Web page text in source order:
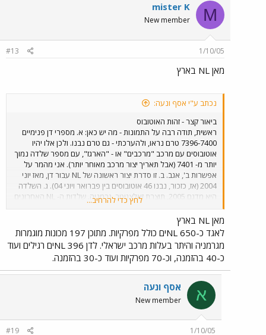
M
mister K
New member
1/10/05
#13
מאן NL בארץ
נכתב ע"י אסף ונעה:
ביאור קצר - זהות האוטובוס
ראשית, תודה רבה על התמונות - מה יש כאן: א. מספרי דן פנימיים
7396-7400 טרם נראו, ולהערכתי - גם טרם נבנו. ולכן אלו יהיו
אוטובוסים עם מרכב "מרכבים" או - "הארגז", עם מספר שלדה נמוך
יותר מ- 7401 (אבל תאריך יצור מרכב מאוחר יותר). אני מהמר על
אפשרות ב', אגב. ב. זו סדרת יצור ראשונה של NL עבור דן, מאז יוני
2004 (אז, כזכור, נבנו 46 אוטובוסים בין פברואר ויוני 04). ג. השלדה
היא מדגם 2005, תוצרת זאלצגיטר, גרמניה. שלדות ה- NL האחרונים
בתמונה). אגד וגם דן (האחרונים - רק מתחילת 2004) רכשו עד היום
להערכתי , בין 400 ל- 500 יחידות מדגם זה. מה שהופך את השוק
הישראלי לאחד החשובים ביותר לשלדה זו.
לחץ כדי להרחיב...
מאן NL בארץ
לאגד כ-650 NLים כולל מפרקיות. מתוכן 197 מכונות מוגמרות
מגרמניה והיתר בעלות מרכב ישראלי. לדן 396 NLים רגילים ועוד
כ-40 בהזמנה, וכ-70 מפרקיות ועוד כ-30 בהזמנה.
א אסף ונעה
New member
1/10/05
#19